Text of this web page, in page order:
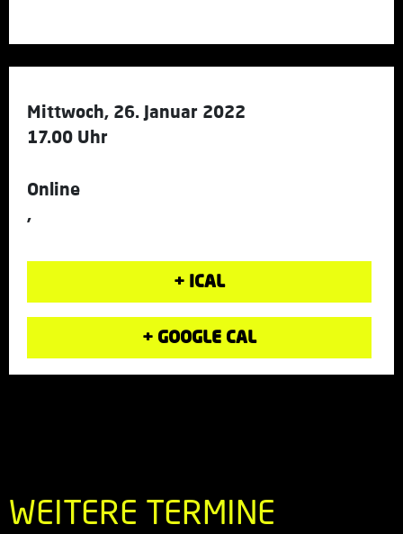
Mittwoch, 26. Januar 2022
17.00 Uhr
Online
,
+ ICAL
+ GOOGLE CAL
WEITERE TERMINE